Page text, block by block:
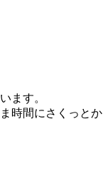
ます。
時間にさくっとか